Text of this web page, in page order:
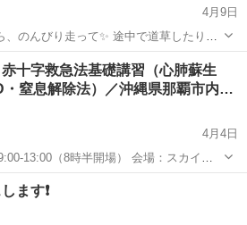
4月9日
、のんびり走って✨ 途中で道草したりし
月１８日（土）９時集
ーリング🌿 名護の高台でお弁当🍱を食
その他 せんべろ
赤十字救急法基礎講習（心肺蘇生
・窒息解除法）／沖縄県那覇市内…
4月4日
（8時半開場） 会場：スカイウ
具志890-1） 主催：BLS沖縄 定
沖縄主催の「赤十字救...
その他
ます❗️